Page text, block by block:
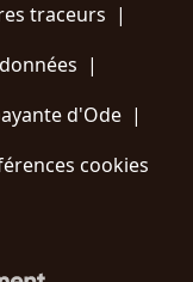
traceurs |
|
d'Ode |
cookies